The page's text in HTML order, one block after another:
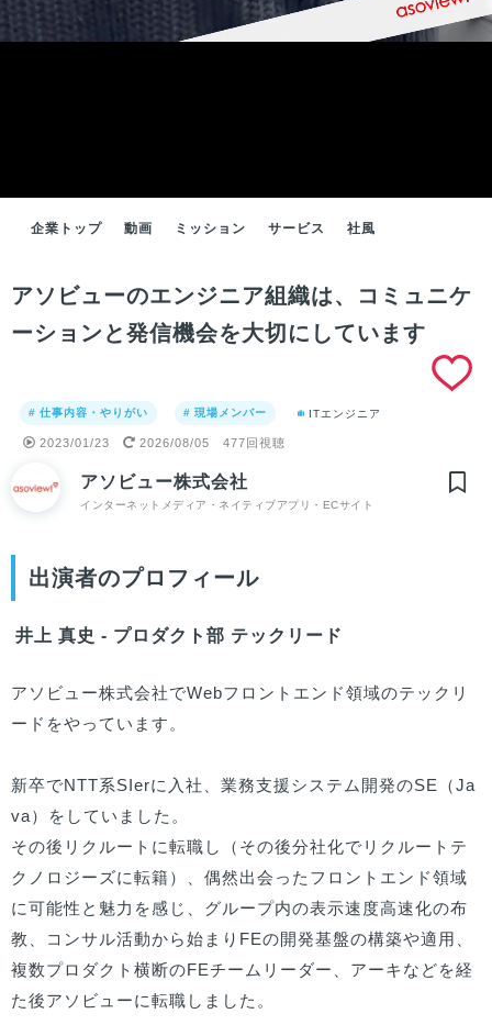
企業トップ 動画 ミッション サービス 社風
アソビューのエンジニア組織は、コミュニケ
ーションと発信機会を大切にしています
# 仕事内容・やりがい # 現場メンバー ITエンジニア
2023/01/23 2026/08/05 477回視聴
アソビュー株式会社
インターネットメディア・ネイティブアプリ・ECサイト
出演者のプロフィール
井上 真史 - プロダクト部 テックリード
アソビュー株式会社でWebフロントエンド領域のテックリ
ードをやっています。
新卒でNTT系SIerに入社、業務支援システム開発のSE（Ja
va）をしていました。
その後リクルートに転職し（その後分社化でリクルートテ
クノロジーズに転籍）、偶然出会ったフロントエンド領域
に可能性と魅力を感じ、グループ内の表示速度高速化の布
教、コンサル活動から始まりFEの開発基盤の構築や適用、
複数プロダクト横断のFEチームリーダー、アーキなどを経
た後アソビューに転職しました。